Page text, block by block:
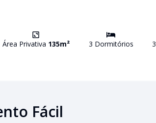
Área Privativa 135m² 3 Dormitórios 3
Fácil